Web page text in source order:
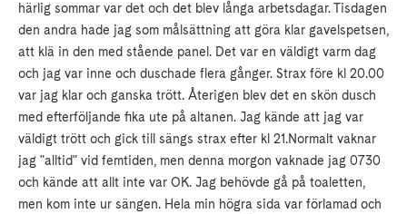
härlig sommar var det och det blev långa arbetsdagar. Tisdagen
den andra hade jag som målsättning att göra klar gavelspetsen,
att klä in den med stående panel. Det var en väldigt varm dag
och jag var inne och duschade flera gånger. Strax före kl 20.00
var jag klar och ganska trött. Återigen blev det en skön dusch
med efterföljande fika ute på altanen. Jag kände att jag var
väldigt trött och gick till sängs strax efter kl 21.Normalt vaknar
jag "alltid" vid femtiden, men denna morgon vaknade jag 0730
och kände att allt inte var OK. Jag behövde gå på toaletten,
men kom inte ur sängen. Hela min högra sida var förlamad och